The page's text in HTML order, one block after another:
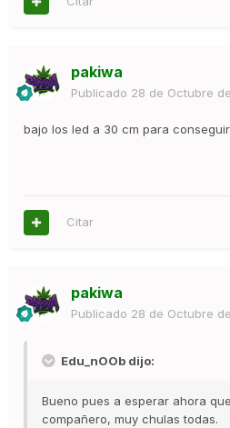
pakiwa
Publicado 28 de Octubre
bajo los led a 30 cm para
Citar
pakiwa
Publicado 28 de Octubre
Edu_nOOb dijo:
Bueno pues a esperar ahora
compañero, muy chulas todas.